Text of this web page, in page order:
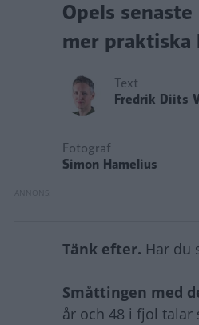
Opels
mer praktiska
Text
Fredrik Diits
Fotograf
Simon Hamelius
Tänk efter. Har du
Småttingen med
år och 48 i fjol talar